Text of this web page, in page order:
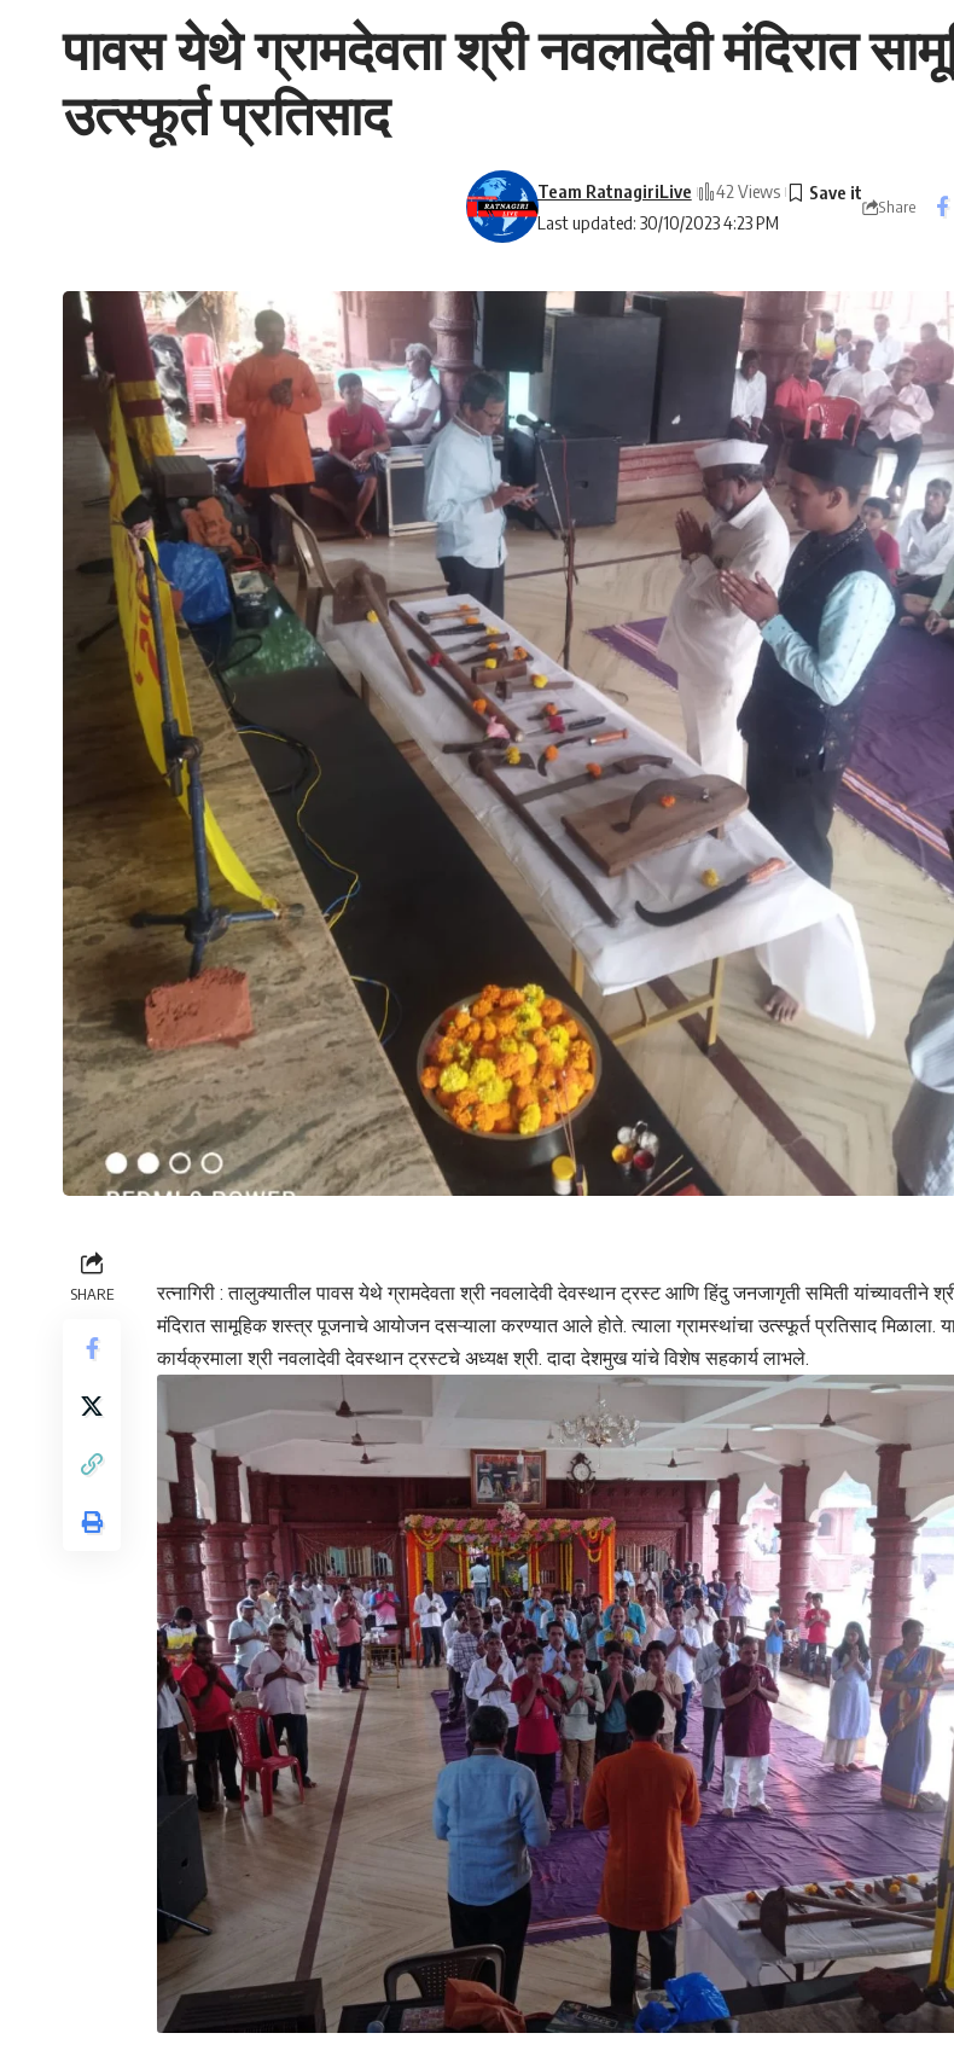
पावस येथे ग्रामदेवता श्री नवलादेवी मंदिरात
उत्स्फूर्त प्रतिसाद
Last updated: 30/10/2023 4:23 PM
Team RatnagiriLive 42 Views
Share
SHARE
रत्नागिरी : तालुक्यातील पावस येथे ग्रामदेवता श्री नवलादेवी देवस्थान ट्रस्ट आणि हिंदु जनजागृती समिती यांच्यावतीने
मंदिरात सामूहिक शस्त्र पूजनाचे आयोजन दसऱ्याला करण्यात आले होते. त्याला ग्रामस्थांचा उत्स्फूर्त प्रतिसाद मिळाला.
कार्यक्रमाला श्री नवलादेवी देवस्थान ट्रस्टचे अध्यक्ष श्री. दादा देशमुख यांचे विशेष सहकार्य लाभले.